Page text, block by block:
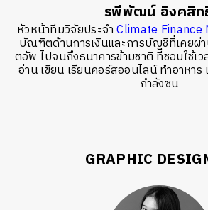
รพีพัฒน์ อิงคสิท
หัวหน้าทีมวิจัยประจำClimate
บัณฑิตด้านการเงินและการบัญชีที่เคยผ่
ตอัพ ไปจนถึงธนาคารข้ามชาติ ที่ชอบใช้เ
อ่าน เขียน เรียนคอร์สออนไลน์ ทำอาหาร
กำลังซน
GRAPHIC